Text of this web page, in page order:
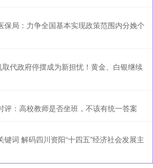
保局：力争全国基本实现政策范围内分娩个
代政府停摆成为新担忧！黄金、白银继续
评：高校教师是否坐班，不该有统一答案
键词 解码四川资阳“十四五”经济社会发展主